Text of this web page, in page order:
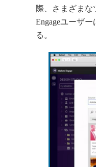
際、さまざまな
Engageユーザ
る。